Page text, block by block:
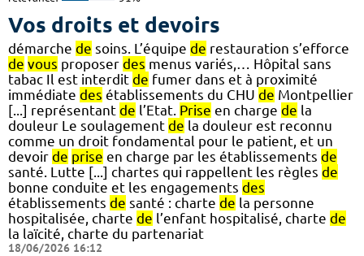
Vos droits et devoirs
démarche de soins. L’équipe de restauration s’efforce
de vous proposer des menus variés,… Hôpital sans
tabac Il est interdit de fumer dans et à proximité
immédiate des établissements du CHU de Montpellier
[...] représentant de l’Etat. Prise en charge de la
douleur Le soulagement de la douleur est reconnu
comme un droit fondamental pour le patient, et un
devoir de prise en charge par les établissements de
santé. Lutte [...] chartes qui rappellent les règles de
bonne conduite et les engagements des
établissements de santé : charte de la personne
hospitalisée, charte de l’enfant hospitalisé, charte de
la laïcité, charte du partenariat
18/06/2026 16:12